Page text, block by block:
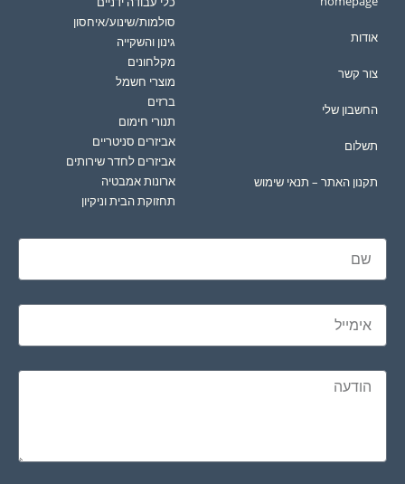
אודות
צור קשר
החשבון שלי
תשלום
תקנון האתר – תנאי שימוש
סולמות/שינוע/איחסון
גינון והשקייה
מקלחונים
מוצרי חשמל
ברזים
תנורי חימום
אביזרים סניטריים
אביזרים לחדר שירותים
ארונות אמבטיה
תחזוקת הבית וניקיון